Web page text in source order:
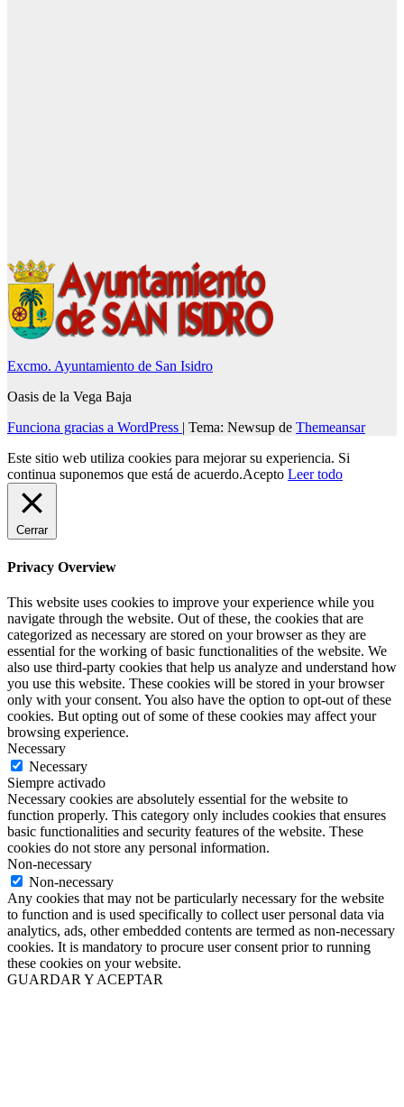
Excmo. Ayuntamiento de San Isidro
Oasis de la Vega Baja
Funciona gracias a WordPress | Tema: Newsup de Themeansar
Este sitio web utiliza cookies para mejorar su experiencia. Si
continua suponemos que está de acuerdo.Acepto Leer todo
Cerrar
Privacy Overview
This website uses cookies to improve your experience while you
navigate through the website. Out of these, the cookies that are
categorized as necessary are stored on your browser as they are
essential for the working of basic functionalities of the website. We
also use third-party cookies that help us analyze and understand how
you use this website. These cookies will be stored in your browser
only with your consent. You also have the option to opt-out of these
cookies. But opting out of some of these cookies may affect your
browsing experience.
Necessary
Necessary
Siempre activado
Necessary cookies are absolutely essential for the website to
function properly. This category only includes cookies that ensures
basic functionalities and security features of the website. These
cookies do not store any personal information.
Non-necessary
Non-necessary
Any cookies that may not be particularly necessary for the website
to function and is used specifically to collect user personal data via
analytics, ads, other embedded contents are termed as non-necessary
cookies. It is mandatory to procure user consent prior to running
these cookies on your website.
GUARDAR Y ACEPTAR